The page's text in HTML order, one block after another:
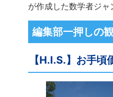
が作成した数学者ジャ
編集部一押しの
【H.I.S.】お手